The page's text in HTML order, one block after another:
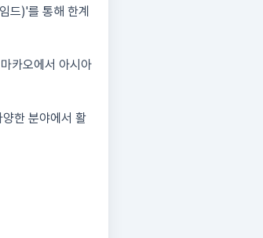
드)'를 통해 한계
카오에서 아시아
한 분야에서 활